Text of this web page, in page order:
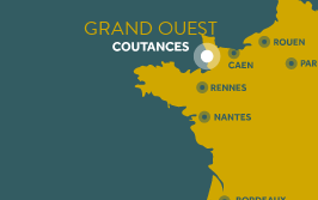
GRAND OUEST